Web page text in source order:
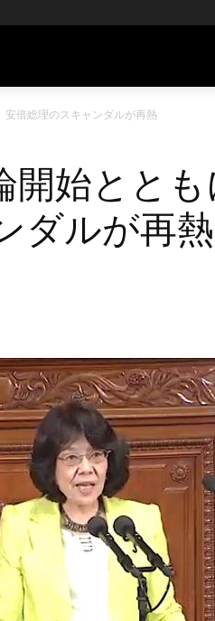
安倍総理のスキャンダルが再熱
開始とと
ダルが再熱